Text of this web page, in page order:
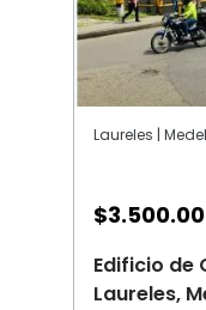
Laureles |
$
Edificio de
Laureles,